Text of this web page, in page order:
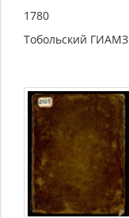
1780
Тобольский ГИАМЗ